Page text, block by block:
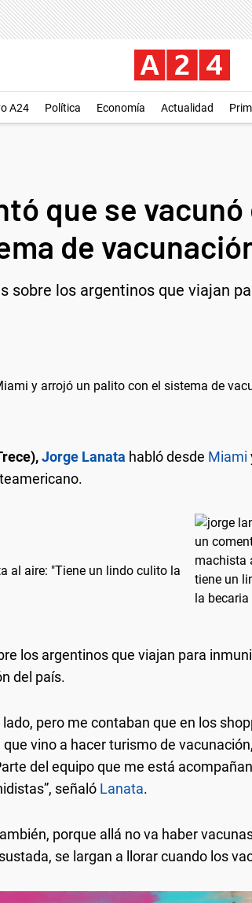
A24 Política Economía Actualidad
que se vacunó
de
sobre los argentinos que viajan
Jorge Lanata habló desde Miami
al aire: "Tiene un lindo culito la
los argentinos que viajan para
del país.
pero me contaban que en los
vino a hacer turismo de
del equipo que me está
señaló Lanata.
porque allá no va haber
se largan a llorar cuando los